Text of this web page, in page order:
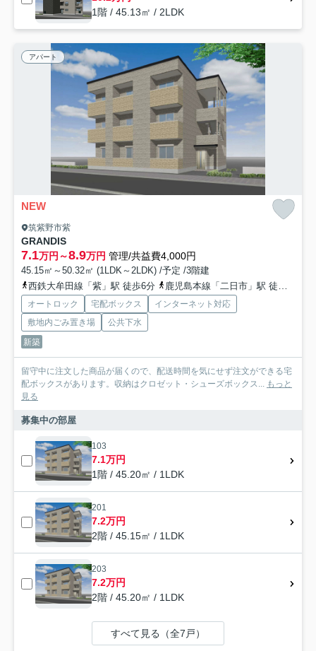
1階 / 45.13㎡ / 2LDK
アパート
NEW
筑紫野市紫
GRANDIS
7.1万円～8.9万円 管理/共益費4,000円
45.15㎡～50.32㎡ (1LDK～2LDK) /予定 /3階建
西鉄大牟田線「紫」駅 徒歩6分
鹿児島本線「二日市」駅 徒歩10分
オートロック 宅配ボックス
インターネット対応
敷地内ごみ置き場
公共下水
新築
留守中に注文した商品が届くので、配送時間を気にせず注文ができる宅
配ボックスがあります。収納はクロゼット・シューズボックス... もっと
見る
募集中の部屋
103
7.1万円
1階 / 45.20㎡ / 1LDK
201
7.2万円
2階 / 45.15㎡ / 1LDK
203
7.2万円
2階 / 45.20㎡ / 1LDK
すべて見る（全7戸）